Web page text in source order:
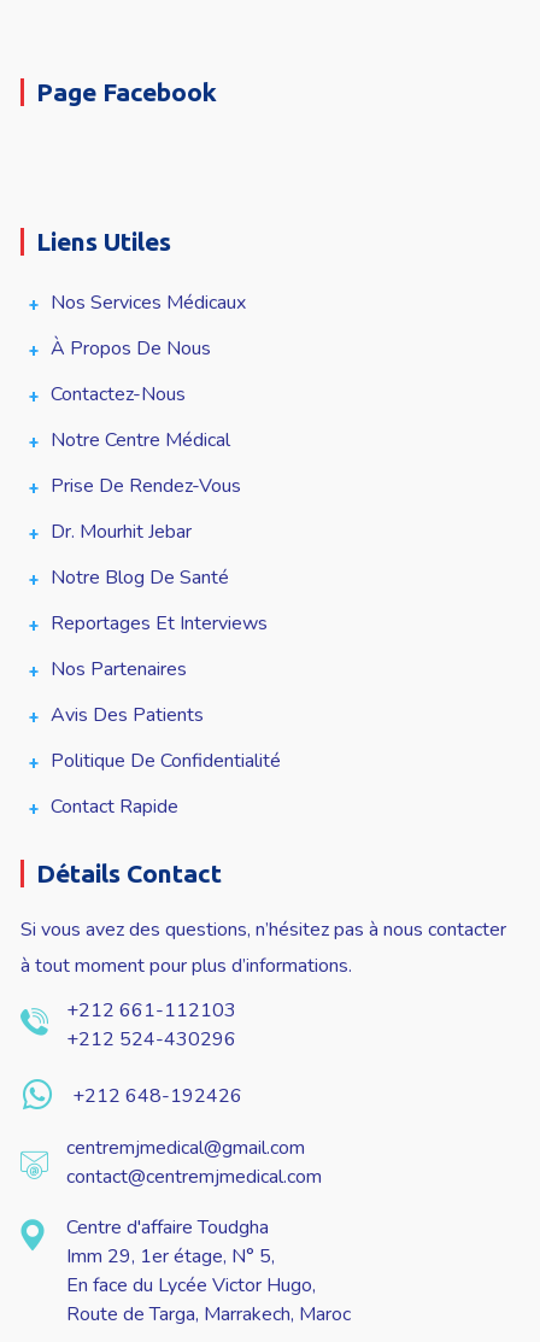
Page Facebook
Liens Utiles
Nos Services Médicaux
À Propos De Nous
Contactez-Nous
Notre Centre Médical
Prise De Rendez-Vous
Dr. Mourhit Jebar
Notre Blog De Santé
Reportages Et Interviews
Nos Partenaires
Avis Des Patients
Politique De Confidentialité
Contact Rapide
Détails Contact
Si vous avez des questions, n’hésitez pas à nous contacter
à tout moment pour plus d’informations.
+212 661-112103
+212 524-430296
+212 648-192426
centremjmedical@gmail.com
contact@centremjmedical.com
Centre d'affaire Toudgha
Imm 29, 1er étage, N° 5,
En face du Lycée Victor Hugo,
Route de Targa, Marrakech, Maroc